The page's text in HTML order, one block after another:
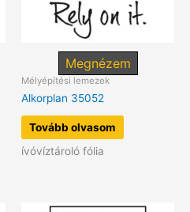
Megnézem
Mélyépítési lemezek
Alkorplan 35052
Tovább olvasom
ívóvíztároló fólia